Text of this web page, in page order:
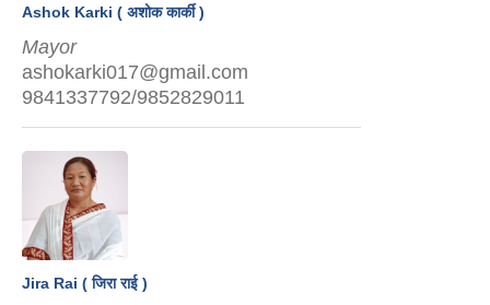
Ashok Karki ( अशोक कार्की )
Mayor
ashokarki017@gmail.com
9841337792/9852829011
Jira Rai ( जिरा राई )